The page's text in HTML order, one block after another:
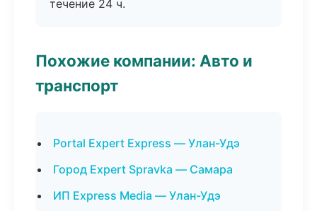
течение 24 ч.
Похожие компании: Авто и
транспорт
Portal Expert Express — Улан-Удэ
Город Expert Spravka — Самара
ИП Express Media — Улан-Удэ